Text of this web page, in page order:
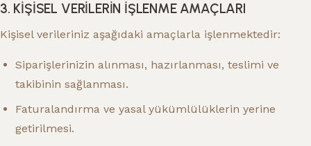
3. KİŞİSEL VERİLERİN İŞLENME AMAÇLARI
Kişisel verileriniz aşağıdaki amaçlarla işlenmektedir:
Siparişlerinizin alınması, hazırlanması, teslimi ve
takibinin sağlanması.
Faturalandırma ve yasal yükümlülüklerin yerine
getirilmesi.